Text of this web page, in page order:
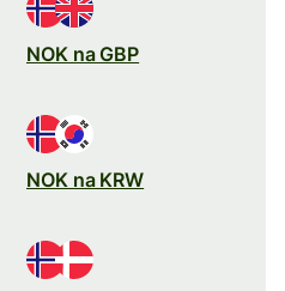
NOK na GBP
NOK na KRW